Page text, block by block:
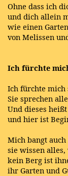
Ohne dass ich
und dich allein
wie einen
von Melissen
Ich fürchte
Ich fürchte mich
Sie sprechen
Und dieses
und hier ist
Mich bangt
sie wissen
kein Berg ist
ihr Garten und